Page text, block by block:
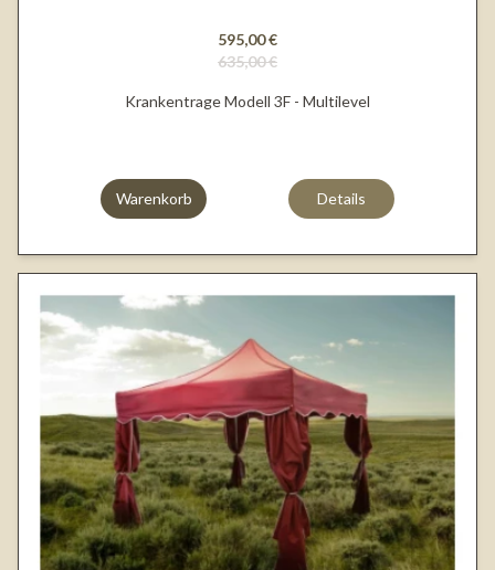
595,00 €
635,00 €
Krankentrage Modell 3F - Multilevel
Warenkorb Details